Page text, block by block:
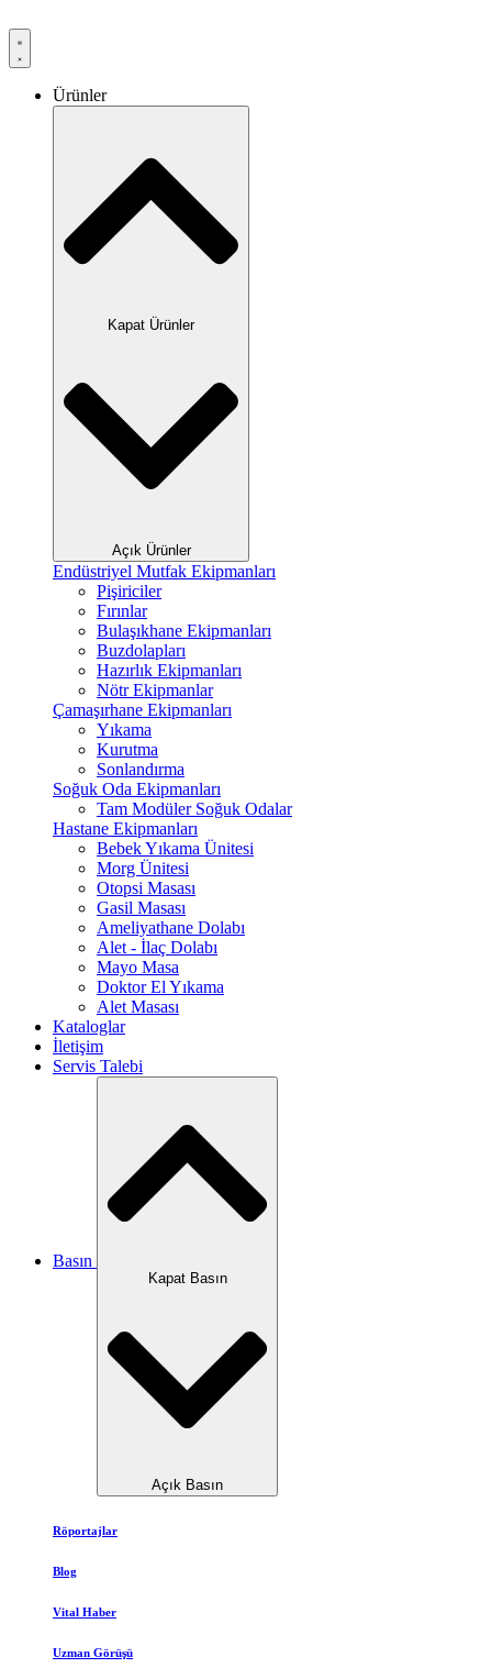
Ürünler
Kapat Ürünler
Açık Ürünler
Endüstriyel Mutfak Ekipmanları
Pişiriciler
Fırınlar
Bulaşıkhane Ekipmanları
Buzdolapları
Hazırlık Ekipmanları
Nötr Ekipmanlar
Çamaşırhane Ekipmanları
Yıkama
Kurutma
Sonlandırma
Soğuk Oda Ekipmanları
Tam Modüler Soğuk Odalar
Hastane Ekipmanları
Bebek Yıkama Ünitesi
Morg Ünitesi
Otopsi Masası
Gasil Masası
Ameliyathane Dolabı
Alet - İlaç Dolabı
Mayo Masa
Doktor El Yıkama
Alet Masası
Kataloglar
İletişim
Servis Talebi
Basın
Kapat Basın
Açık Basın
Röportajlar
Blog
Vital Haber
Uzman Görüşü